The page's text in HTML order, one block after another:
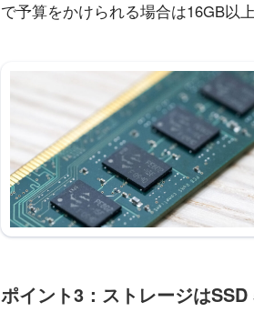
で予算をかけられる場合は16GB以
ポイント3：ストレージは